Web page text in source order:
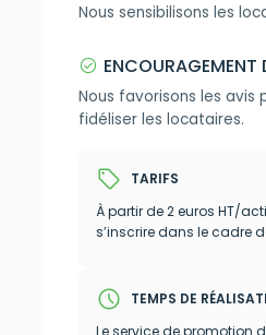
Nous sensibilisons les
check_circle ENCOURAGEMENT
Nous favorisons les
fidéliser les locataires.
sell
TARIFS
À partir de 2 euros HT/
s’inscrire dans le cadre
schedule
TEMPS DE
Le service de promotion